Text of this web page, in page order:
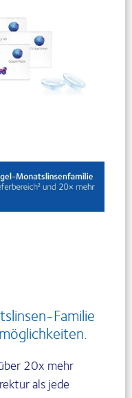
Familie
20x mehr
als jede